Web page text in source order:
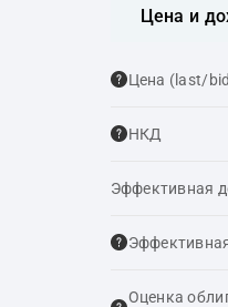
Цена и
Цена (last/
НКД
Эффективная
Оценка